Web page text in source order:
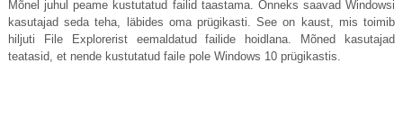
Mõnel juhul peame kustutatud failid taastama. Õnneks saavad Windowsi
kasutajad seda teha, läbides oma prügikasti. See on kaust, mis toimib
hiljuti File Explorerist eemaldatud failide hoidlana. Mõned kasutajad
teatasid, et nende kustutatud faile pole Windows 10 prügikastis.